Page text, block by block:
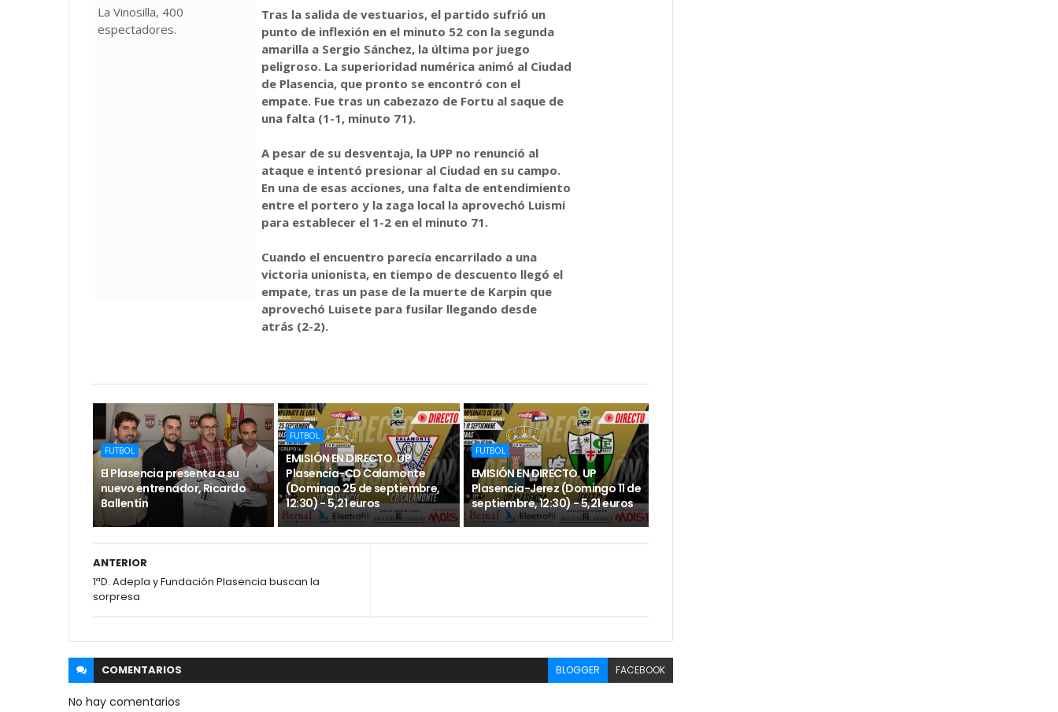
La Vinosilla, 400
espectadores.
Tras la salida de vestuarios, el partido sufrió un
punto de inflexión en el minuto 52 con la segunda
amarilla a Sergio Sánchez, la última por juego
peligroso. La superioridad numérica animó al Ciudad
de Plasencia, que pronto se encontró con el
empate. Fue tras un cabezazo de Fortu al saque de
una falta (1-1, minuto 71).
A pesar de su desventaja, la UPP no renunció al
ataque e intentó presionar al Ciudad en su campo.
En una de esas acciones, una falta de entendimiento
entre el portero y la zaga local la aprovechó Luismi
para establecer el 1-2 en el minuto 71.
Cuando el encuentro parecía encarrilado a una
victoria unionista, en tiempo de descuento llegó el
empate, tras un pase de la muerte de Karpin que
aprovechó Luisete para fusilar llegando desde
atrás (2-2).
FUTBOL
El Plasencia presenta a su
nuevo entrenador, Ricardo
Ballentín
FUTBOL
EMISIÓN EN DIRECTO. UP
Plasencia-CD Calamonte
(Domingo 25 de septiembre,
12:30) - 5,21 euros
FUTBOL
EMISIÓN EN DIRECTO. UP
Plasencia-Jerez (Domingo 11 de
septiembre, 12:30) - 5,21 euros
ANTERIOR
1ªD. Adepla y Fundación Plasencia buscan la
sorpresa
COMENTARIOS BLOGGER FACEBOOK
No hay comentarios